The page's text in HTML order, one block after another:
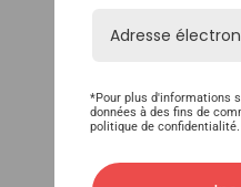
*Pour plus d'informations
données à des fins de
politique de confidentialité.